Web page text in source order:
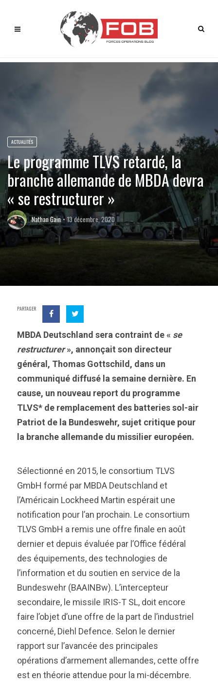
ACTUALITÉS
Le programme TLVS retardé, la
branche allemande de MBDA devra
« se restructurer »
Nathan Gain 13 décembre, 2020
PARTAGER
MBDA Deutschland sera contraint de « se
restructurer», annonçait son directeur
général, Thomas Gottschild, dans un
communiqué diffusé la semaine dernière. En
cause, un nouveau report du programme
TLVS* de remplacement des batteries sol-air
Patriot de la Bundeswehr, sujet critique pour
la branche allemande du missilier européen.
Sélectionné en 2015, le consortium TLVS
GmbH formé par MBDA Deutschland et
l’Américain Lockheed Martin espérait une
notification pour l’an prochain. Le consortium
TLVS GmbH a remis une offre finale en août
dernier et depuis évaluée par l’Office fédéral
des équipements, des technologies de
l’information et du soutien en service de la
Bundeswehr (BAAINBw). L’intercepteur
secondaire, le missile IRIS-T SL, doit encore
faire l’objet d’une offre de la part de l’industriel
concerné, Diehl Defence. Selon le dernier
rapport sur l’avancée des principales
opérations d’armement allemandes, cette offre
est en théorie attendue pour la mi-décembre.